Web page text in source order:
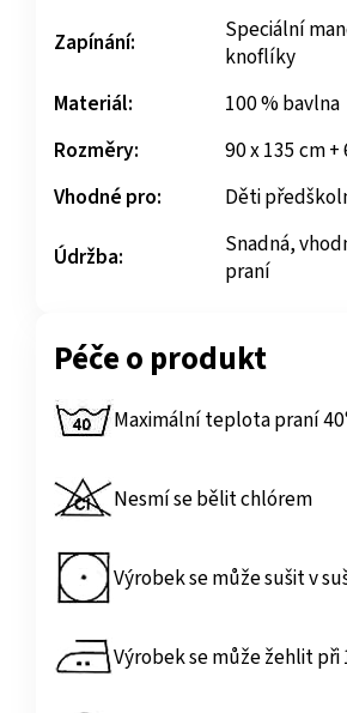
Zapínání:
Speciální
knoflíky
Materiál:
100 % bavlna
Rozměry:
90 x 135 cm +
Vhodné pro:
Děti
Údržba:
Snadná,
praní
Péče o produkt
Maximální teplota praní
Nesmí se bělit chlórem
Výrobek se může sušit v
Výrobek se může žehlit při